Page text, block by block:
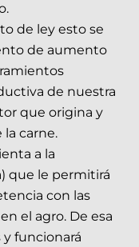
de ley esto se
de aumento
de nuestra
que origina y
carne.
a la
que le permitirá
con las
el agro. De esa
y funcionará